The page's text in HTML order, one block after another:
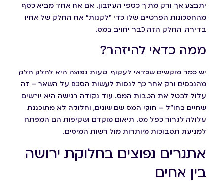
יתבצע אך ורק מתוך כספי העיזבון. אם אח אחד מביא כסף
מהחסכונות הפרטיים שלו כדי "לקנות" את החלק של אחיו
בדירה, החלק הזה כבר יחויב במס.
ממה כדאי להיזהר?
יש כמה מוקשים שכדאי לעקוף. טעות נפוצה היא לחלק חלק
מהנכסים ורק אחר כך לנסות לעשות הסכם על השאר – זה
עלול לבטל את הטבות המס. עוד נקודה רגישה היא יורשים
שחיים בחו"ל – חוקי המס שם שונים, וחלוקה לא מתוכננת
עלולה לגרור כפל מס. תיאום מוקדם ושקיפות הם המפתח
למניעת תסבוכות מיותרות מול רשות המיסים.
אתגרים נפוצים בחלוקת ירושה
בין אחים